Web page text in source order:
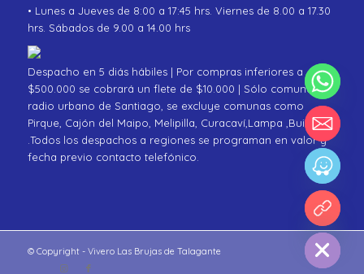
• Lunes a Jueves de 8:00 a 17:45 hrs. Viernes de 8.00 a 17.30
hrs. Sábados de 9.00 a 14.00 hrs
Despacho en 5 diás hábiles | Por compras inferiores a
$500.000 se cobrará un flete de $10.000 | Sólo comunas de
radio urbano de Santiago, se excluye comunas como
Pirque, Cajón del Maipo, Melipilla, Curacaví,Lampa ,Buin
.Todos los despachos a regiones se programan en valor y
fecha previo contacto telefónico.
© Copyright - Vivero Las Brujas de Talagante
Hide
chaty